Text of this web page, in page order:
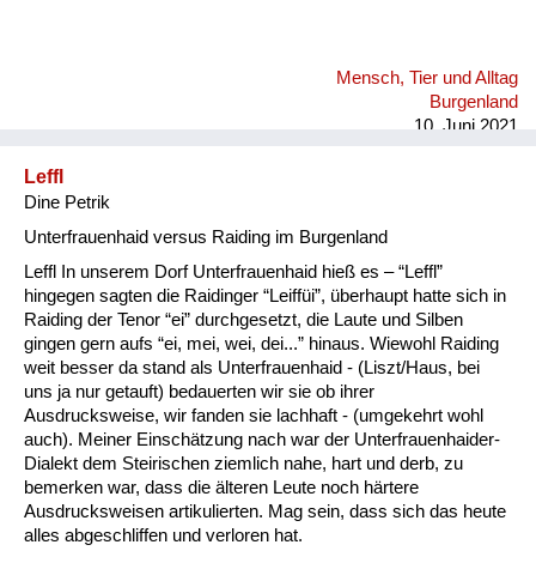
Mensch, Tier und Alltag
Burgenland
10. Juni 2021
Leffl
Dine Petrik
Unterfrauenhaid versus Raiding im Burgenland
Leffl In unserem Dorf Unterfrauenhaid hieß es – “Leffl”
hingegen sagten die Raidinger “Leiffüi”, überhaupt hatte sich in
Raiding der Tenor “ei” durchgesetzt, die Laute und Silben
gingen gern aufs “ei, mei, wei, dei...” hinaus. Wiewohl Raiding
weit besser da stand als Unterfrauenhaid - (Liszt/Haus, bei
uns ja nur getauft) bedauerten wir sie ob ihrer
Ausdrucksweise, wir fanden sie lachhaft - (umgekehrt wohl
auch). Meiner Einschätzung nach war der Unterfrauenhaider-
Dialekt dem Steirischen ziemlich nahe, hart und derb, zu
bemerken war, dass die älteren Leute noch härtere
Ausdrucksweisen artikulierten. Mag sein, dass sich das heute
alles abgeschliffen und verloren hat.